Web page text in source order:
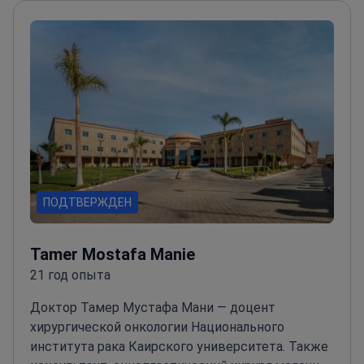
методикиУделяет внимание улучшению как
эстетики, так и дыхательной функцииРегулярно
выступает в качестве приглашенного спикера
на медицинских конференциях по всему миру
ПОДТВЕРЖДЕН
Tamer Mostafa Manie
21 год опыта
Доктор Тамер Мустафа Мани — доцент
хирургической онкологии Национального
института рака Каирского университета. Также